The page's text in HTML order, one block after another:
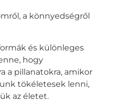
a könnyedségről
és különleges
hogy
a pillanatokra, amikor
tökéletesek lenni,
az életet.